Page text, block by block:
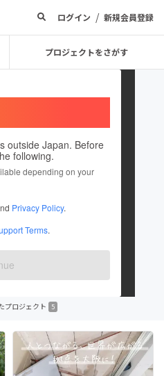
ログイン / 新規会員登録
プロジェクトをさがす
outside Japan. Before
following.
depending on your
Privacy Policy.
Terms.
Yano
ロジェクトを投稿しています
プロジェクト 5